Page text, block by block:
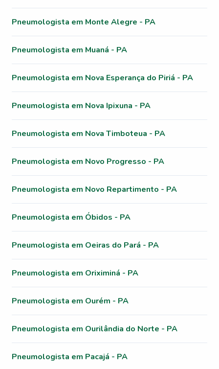
Pneumologista em Monte Alegre - PA
Pneumologista em Muaná - PA
Pneumologista em Nova Esperança do Piriá - PA
Pneumologista em Nova Ipixuna - PA
Pneumologista em Nova Timboteua - PA
Pneumologista em Novo Progresso - PA
Pneumologista em Novo Repartimento - PA
Pneumologista em Óbidos - PA
Pneumologista em Oeiras do Pará - PA
Pneumologista em Oriximiná - PA
Pneumologista em Ourém - PA
Pneumologista em Ourilândia do Norte - PA
Pneumologista em Pacajá - PA